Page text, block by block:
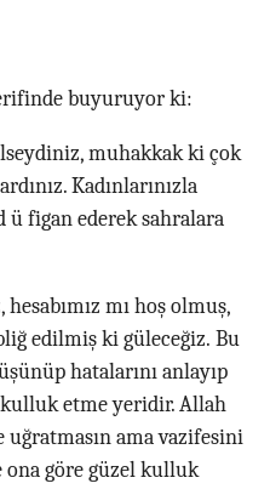
buyuruyor ki:
muhakkak ki çok
Kadınlarınızla
ü figan ederek sahralara
mı hoş olmuş,
edilmiş ki güleceğiz. Bu
hatalarını anlayıp
kulluk etme yeridir. Allah
ama vazifesini
göre güzel kulluk